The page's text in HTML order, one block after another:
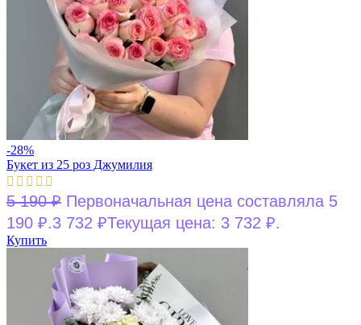
-28%
Букет из 25 роз Джумилия
5 190₽ Первоначальная цена составляла 5
190 ₽.3 732 ₽Текущая цена: 3 732 ₽.
Купить